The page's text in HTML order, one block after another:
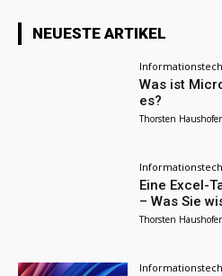
NEUESTE ARTIKEL
Was ist
es?
Thorsten Haushofer
Eine Excel-
– Was Sie
Thorsten Haushofer